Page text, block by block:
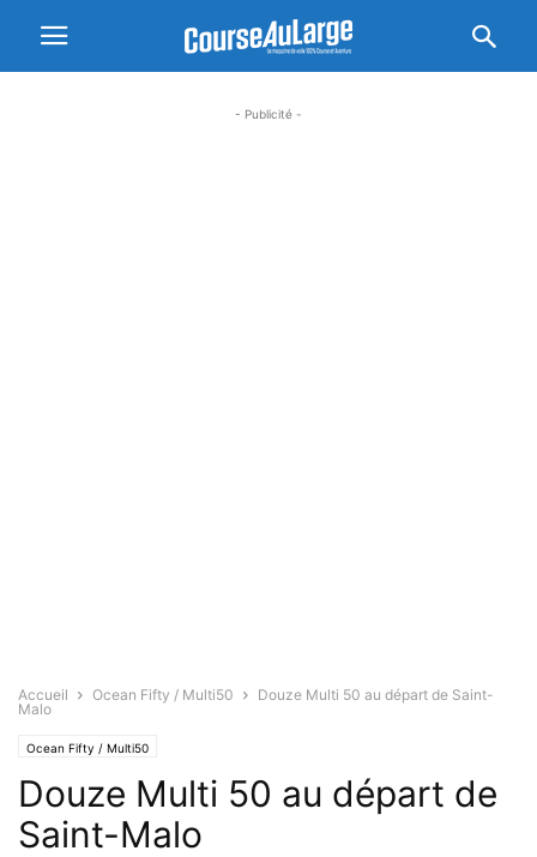
- Publicité -
Accueil Ocean Fifty / Multi50
Douze Multi 50 au départ de Saint-
Malo
Ocean Fifty / Multi50
Douze Multi 50 au départ de
Saint-Malo